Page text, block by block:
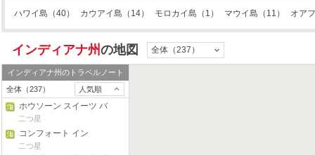
ハワイ島 （40） カウアイ島 （14） モロカイ島 （1） マウイ島 （11） オア
インディアナ州の地図 全体（237）
インディアナ州 のトラベルノート
全体（237）
人気順
ホウソーン スイーツ バ
イ ウィンダム インディ
アナポリス ノース
二つ星
コンフォート イン
二つ星